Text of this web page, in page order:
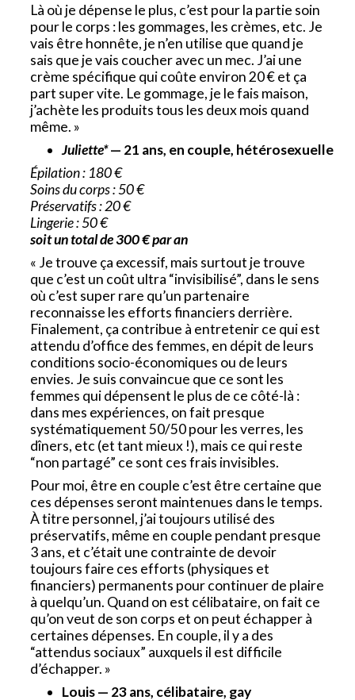
Là où je dépense le plus, c’est pour la partie soin
pour le corps : les gommages, les crèmes, etc. Je
vais être honnête, je n’en utilise que quand je
sais que je vais coucher avec un mec. J’ai une
crème spécifique qui coûte environ 20 € et ça
part super vite. Le gommage, je le fais maison,
j’achète les produits tous les deux mois quand
même. »
Juliette*— 21 ans, en couple, hétérosexuelle
Épilation : 180 €
Soins du corps : 50 €
Préservatifs : 20 €
Lingerie : 50 €
soit un total de 300 € par an
« Je trouve ça excessif, mais surtout je trouve
que c’est un coût ultra “invisibilisé”, dans le sens
où c’est super rare qu’un partenaire
reconnaisse les efforts financiers derrière.
Finalement, ça contribue à entretenir ce qui est
attendu d’office des femmes, en dépit de leurs
conditions socio-économiques ou de leurs
envies. Je suis convaincue que ce sont les
femmes qui dépensent le plus de ce côté-là :
dans mes expériences, on fait presque
systématiquement 50/50 pour les verres, les
dîners, etc (et tant mieux !), mais ce qui reste
“non partagé” ce sont ces frais invisibles.
Pour moi, être en couple c’est être certaine que
ces dépenses seront maintenues dans le temps.
À titre personnel, j’ai toujours utilisé des
préservatifs, même en couple pendant presque
3 ans, et c’était une contrainte de devoir
toujours faire ces efforts (physiques et
financiers) permanents pour continuer de plaire
à quelqu’un. Quand on est célibataire, on fait ce
qu’on veut de son corps et on peut échapper à
certaines dépenses. En couple, il y a des
“attendus sociaux” auxquels il est difficile
d’échapper. »
Louis — 23 ans, célibataire, gay